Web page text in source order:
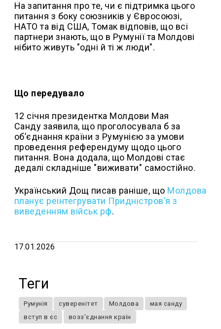
На запитання про те, чи є підтримка цього
питання з боку союзників у Євросоюзі,
НАТО та від США, Томак відповів, що всі
партнери знають, що в Румунії та Молдові
нібито живуть "одні й ті ж люди".
Що передувало
12 січня президентка Молдови Мая
Санду заявила, що проголосувала б за
об’єднання країни з Румунією за умови
проведення референдуму щодо цього
питання. Вона додала, що Молдові стає
дедалі складніше "виживати" самостійно.
Український Дощ писав раніше, що Молдова
планує реінтегрувати Придністров’я з
виведенням військ рф.
17.01.2026
Теги
Румунія суверенітет Молдова
мая санду
вступ в єс
возз'єднання країн